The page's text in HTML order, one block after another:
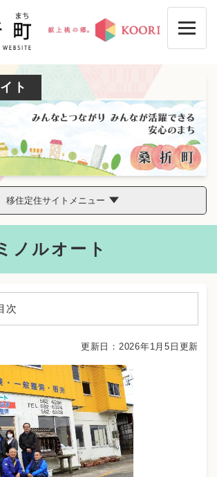
ト
移住定住サイトメニュー
ノルオート
次
更新日：2026年1月5日更新